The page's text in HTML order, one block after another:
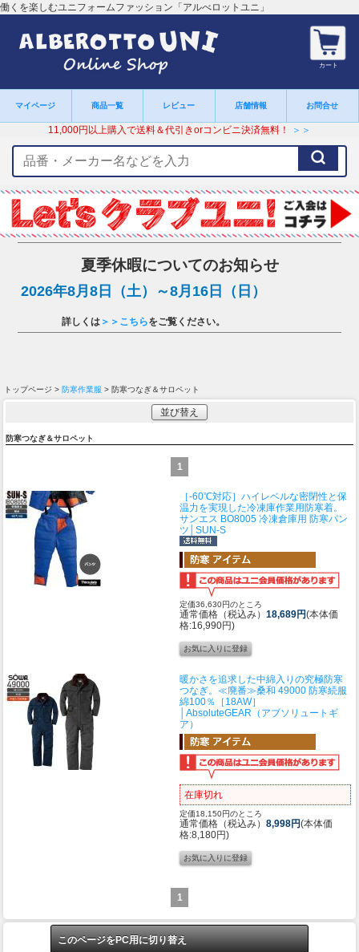
働くを楽しむユニフォームファッション「アルべロットユニ」
カート
マイページ 商品一覧 レビュー 店舗情報 お問合せ
11,000円以上購入で送料＆代引きorコンビニ決済無料！ ＞＞
ー
ワ
ー
ド
夏季休暇についてのお知らせ
2026年8月8日（土）～8月16日（日）
詳しくは ＞＞こちらをご覧ください。
トップページ > 防寒作業服 > 防寒つなぎ＆サロペット
並び替え
防寒つなぎ＆サロペット
1
［-60℃対応］ハイレベルな密閉性と保
温力を実現した冷凍庫作業用防寒着。
サンエス BO8005 冷凍倉庫用 防寒パン
ツ│SUN-S
定価36,630円のところ
通常価格（税込み） 18,689円(本体価
格:16,990円)
暖かさを追求した中綿入りの究極防寒
つなぎ。 ≪廃番≫桑和 49000 防寒続服
綿100％［18AW］
│AbsoluteGEAR（アブソリュートギ
ア）
在庫切れ
定価18,150円のところ
通常価格（税込み） 8,998円(本体価
格:8,180円)
1
このページをPC用に切り替え